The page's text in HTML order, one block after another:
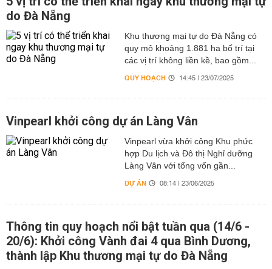
do Đà Nẵng
Khu thương mại tự do Đà Nẵng có
quy mô khoảng 1.881 ha bố trí tại
các vị trí không liền kề, bao gồm...
QUY HOẠCH 14:45 | 23/07/2025
Vinpearl khởi công dự án Làng Vân
Vinpearl vừa khởi công Khu phức
hợp Du lịch và Đô thị Nghỉ dưỡng
Làng Vân với tổng vốn gần...
DỰ ÁN 08:14 | 23/06/2025
Thông tin quy hoạch nổi bật tuần qua (14/6 -
20/6): Khởi công Vành đai 4 qua Bình Dương,
thành lập Khu thương mại tự do Đà Nẵng